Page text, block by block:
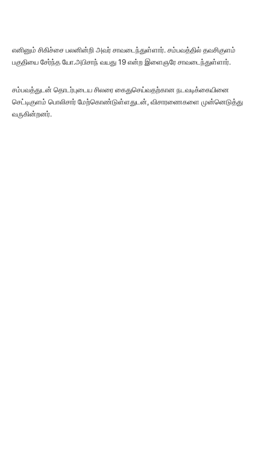
எனினும் சிகிச்சை பலனின்றி அவர் சாவடைந்துள்ளார். சம்பவத்தில் தவசிகுளம்
பகுதியை சேர்ந்த யோ.அபிசாந் வயது 19 என்ற இளைஞரே சாவடைந்துள்ளார்.
சம்பவத்துடன் தொடர்புடைய சிலரை கைதுசெய்வதற்கான நடவடிக்கையினை
செட்டிகுளம் பொலிசார் மேற்கொண்டுள்ளதுடன், விசாரணைகளை முன்னெடுத்து
வருகின்றனர்.